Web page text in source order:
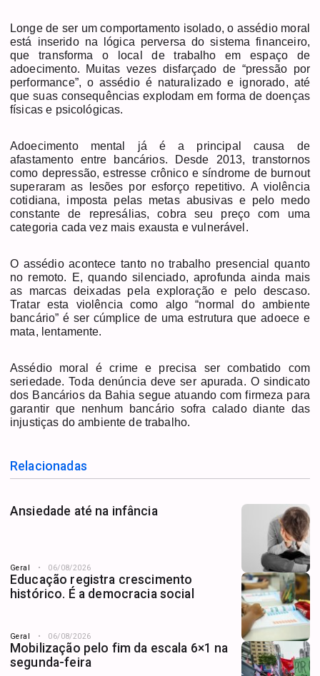
Longe de ser um comportamento isolado, o assédio moral
está inserido na lógica perversa do sistema financeiro,
que transforma o local de trabalho em espaço de
adoecimento. Muitas vezes disfarçado de “pressão por
performance”, o assédio é naturalizado e ignorado, até
que suas consequências explodam em forma de doenças
físicas e psicológicas.
Adoecimento mental já é a principal causa de
afastamento entre bancários. Desde 2013, transtornos
como depressão, estresse crônico e síndrome de burnout
superaram as lesões por esforço repetitivo. A violência
cotidiana, imposta pelas metas abusivas e pelo medo
constante de represálias, cobra seu preço com uma
categoria cada vez mais exausta e vulnerável.
O assédio acontece tanto no trabalho presencial quanto
no remoto. E, quando silenciado, aprofunda ainda mais
as marcas deixadas pela exploração e pelo descaso.
Tratar esta violência como algo “normal do ambiente
bancário” é ser cúmplice de uma estrutura que adoece e
mata, lentamente.
Assédio moral é crime e precisa ser combatido com
seriedade. Toda denúncia deve ser apurada. O sindicato
dos Bancários da Bahia segue atuando com firmeza para
garantir que nenhum bancário sofra calado diante das
injustiças do ambiente de trabalho.
Relacionadas
Ansiedade até na infância
Geral 06/08/2026
Educação registra crescimento
histórico. É a democracia social
Geral 06/08/2026
Mobilização pelo fim da escala 6×1 na
segunda-feira